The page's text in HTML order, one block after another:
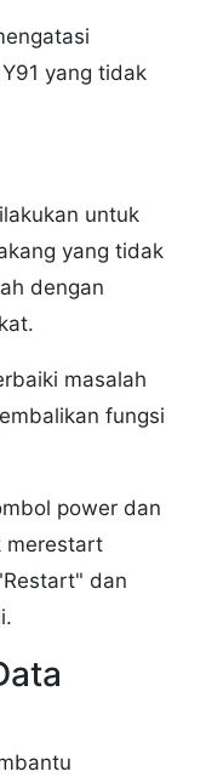
yang tidak
untuk
yang tidak
dengan
masalah
fungsi
power dan
merestart
dan